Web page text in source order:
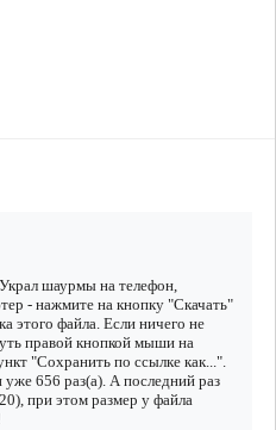
шаурмы на телефон,
- нажмите на кнопку "Скачать"
этого файла. Если ничего не
правой кнопкой мыши на
"Сохранить по ссылке как...".
656 раз(а). А последний раз
при этом размер у файла